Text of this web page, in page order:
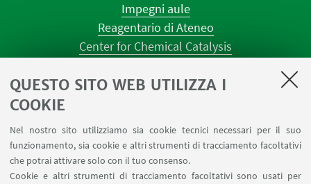
QUESTO SITO WEB UTILIZZA I
COOKIE
Nel nostro sito utilizziamo sia cookie tecnici necessari per il suo
funzionamento, sia cookie e altri strumenti di tracciamento facoltativi
che potrai attivare solo con il tuo consenso.
Cookie e altri strumenti di tracciamento facoltativi sono usati per
Impegni aule
Reagentario di Ateneo
Center for Chemical Catalysis
AULE U.E. 4 NAVILE
Prenotazione NMR Navile
Prenotazione strumenti del Dipartimento CHIMIND